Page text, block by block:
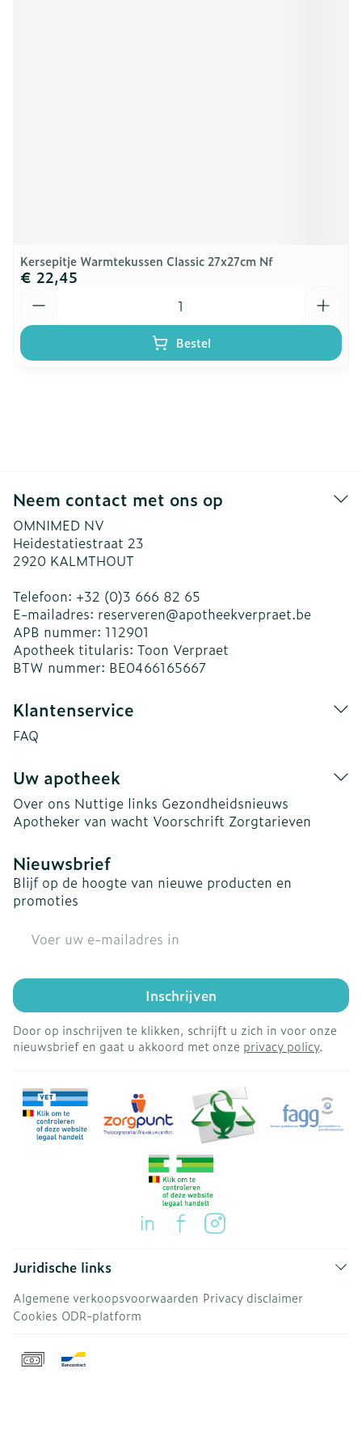
Kersepitje Warmtekussen Classic 27x27cm Nf
€ 22,45
Bestel
Neem contact met ons op
OMNIMED NV
Heidestatiestraat 23
2920 KALMTHOUT
Telefoon: +32 (0)3 666 82 65
E-mailadres: reserveren@apotheekverpraet.be
APB nummer: 112901
Apotheek titularis: Toon Verpraet
BTW nummer: BE0466165667
Klantenservice
FAQ
Uw apotheek
Over ons Nuttige links Gezondheidsnieuws
Apotheker van wacht Voorschrift Zorgtarieven
Nieuwsbrief
Blijf op de hoogte van nieuwe producten en
promoties
Inschrijven
Door op inschrijven te klikken, schrijft u zich in voor onze
nieuwsbrief en gaat u akkoord met onze privacy policy.
Juridische links
Algemene verkoopsvoorwaarden Privacy disclaimer
Cookies ODR-platform